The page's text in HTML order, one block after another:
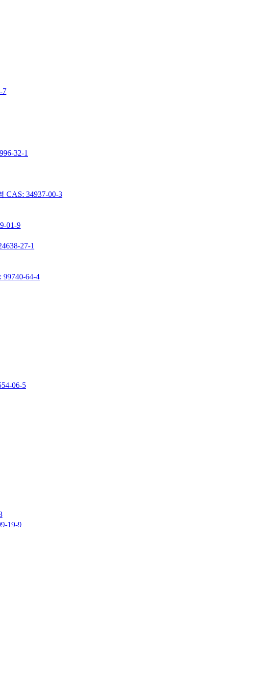
7
32-1
CAS: 34937-00-3
01-9
27-1
64-4
06-5
19-9